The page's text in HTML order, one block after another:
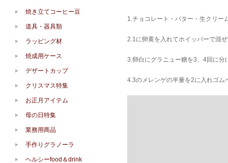
1.チョコレート・バター・生クリ
2.1に卵黄を入れてホイッパーで混
3.卵白にグラニュー糖を3、4回に
4.3のメレンゲの半量を2に入れゴム
焼き立てコーヒー豆
道具・器具類
ラッピング材
焼成用ケース
デザートカップ
クリスマス特集
お正月アイテム
母の日特集
業務用商品
手作りグラノーラ
ヘルシーfood＆drink